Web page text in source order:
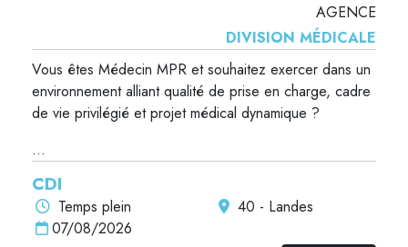
AGENCE
DIVISION MÉDICALE
Vous êtes Médecin MPR et souhaitez exercer dans un
environnement alliant qualité de prise en charge, cadre
de vie privilégié et projet médical dynamique ?
...
CDI
Temps plein
40 - Landes
07/08/2026